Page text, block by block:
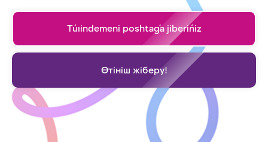
Túıindemeni poshtaǵa jiberińiz
Өтініш жіберу!